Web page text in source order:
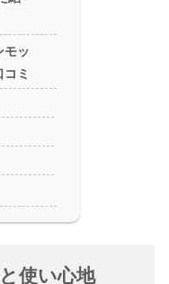
モッ
ミ
使い心地